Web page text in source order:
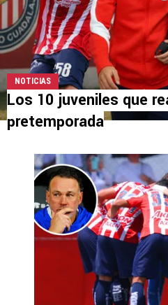
NOTICIAS
Los 10 juveniles que
pretemporada